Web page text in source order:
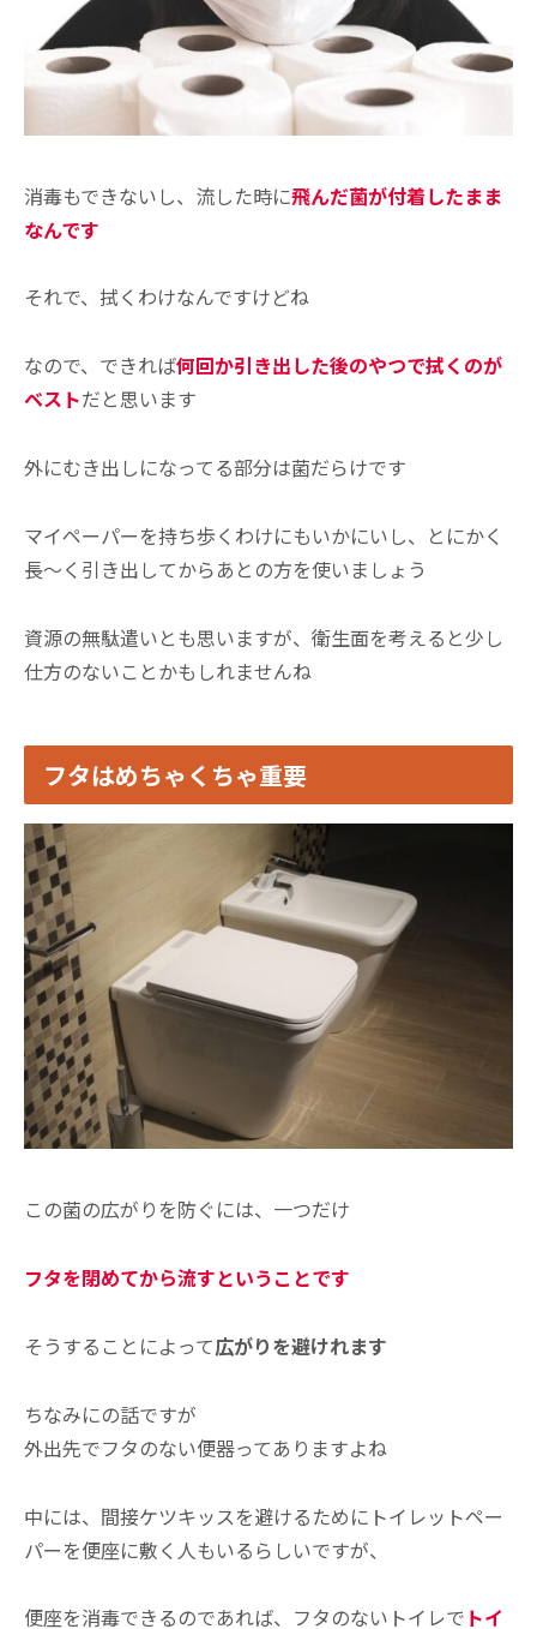
消毒もできないし、流した時に飛んだ菌が付着したまま
なんです
それで、拭くわけなんですけどね
なので、できれば何回か引き出した後のやつで拭くのが
ベストだと思います
外にむき出しになってる部分は菌だらけです
マイペーパーを持ち歩くわけにもいかにいし、とにかく
長～く引き出してからあとの方を使いましょう
資源の無駄遣いとも思いますが、衛生面を考えると少し
仕方のないことかもしれませんね
フタはめちゃくちゃ重要
この菌の広がりを防ぐには、一つだけ
フタを閉めてから流すということです
そうすることによって広がりを避けれます
ちなみにの話ですが
外出先でフタのない便器ってありますよね
中には、間接ケツキッスを避けるためにトイレットペー
パーを便座に敷く人もいるらしいですが、
便座を消毒できるのであれば、フタのないトイレで トイ